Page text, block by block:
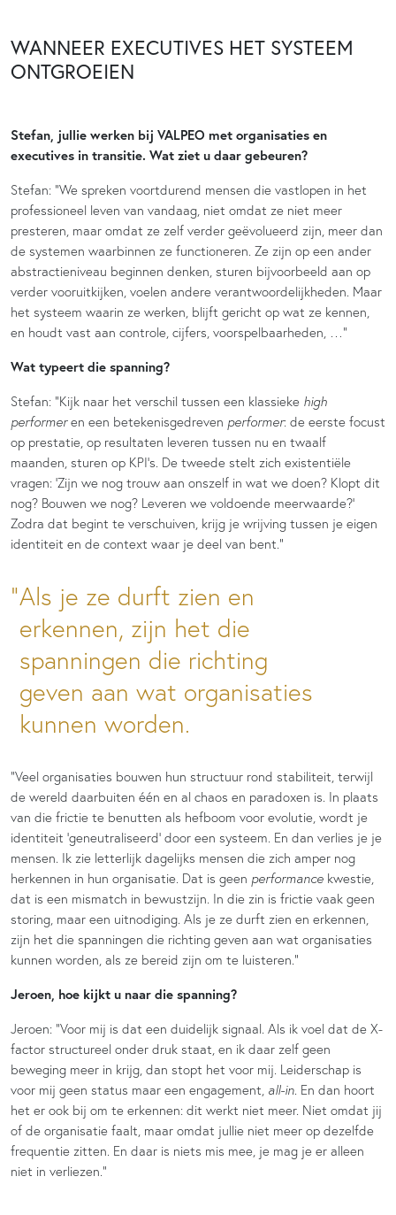
WANNEER EXECUTIVES HET SYSTEEM
ONTGROEIEN
Stefan, jullie werken bij VALPEO met organisaties en
executives in transitie. Wat ziet u daar gebeuren?
Stefan: “We spreken voortdurend mensen die vastlopen in het
professioneel leven van vandaag, niet omdat ze niet meer
presteren, maar omdat ze zelf verder geëvolueerd zijn, meer dan
de systemen waarbinnen ze functioneren. Ze zijn op een ander
abstractieniveau beginnen denken, sturen bijvoorbeeld aan op
verder vooruitkijken, voelen andere verantwoordelijkheden. Maar
het systeem waarin ze werken, blijft gericht op wat ze kennen,
en houdt vast aan controle, cijfers, voorspelbaarheden, …”
Wat typeert die spanning?
Stefan: “Kijk naar het verschil tussen een klassieke high
performeren een betekenisgedreven performer: de eerste focust
op prestatie, op resultaten leveren tussen nu en twaalf
maanden, sturen op KPI’s. De tweede stelt zich existentiële
vragen: ‘Zijn we nog trouw aan onszelf in wat we doen? Klopt dit
nog? Bouwen we nog? Leveren we voldoende meerwaarde?’
Zodra dat begint te verschuiven, krijg je wrijving tussen je eigen
identiteit en de context waar je deel van bent.”
Als je ze durft zien en
erkennen, zijn het die
spanningen die richting
geven aan wat organisaties
kunnen worden.
“Veel organisaties bouwen hun structuur rond stabiliteit, terwijl
de wereld daarbuiten één en al chaos en paradoxen is. In plaats
van die frictie te benutten als hefboom voor evolutie, wordt je
identiteit ‘geneutraliseerd’ door een systeem. En dan verlies je je
mensen. Ik zie letterlijk dagelijks mensen die zich amper nog
herkennen in hun organisatie. Dat is geen performance kwestie,
dat is een mismatch in bewustzijn. In die zin is frictie vaak geen
storing, maar een uitnodiging. Als je ze durft zien en erkennen,
zijn het die spanningen die richting geven aan wat organisaties
kunnen worden, als ze bereid zijn om te luisteren.”
Jeroen, hoe kijkt u naar die spanning?
Jeroen: “Voor mij is dat een duidelijk signaal. Als ik voel dat de X-
factor structureel onder druk staat, en ik daar zelf geen
beweging meer in krijg, dan stopt het voor mij. Leiderschap is
voor mij geen status maar een engagement, all-in. En dan hoort
het er ook bij om te erkennen: dit werkt niet meer. Niet omdat jij
of de organisatie faalt, maar omdat jullie niet meer op dezelfde
frequentie zitten. En daar is niets mis mee, je mag je er alleen
niet in verliezen.”